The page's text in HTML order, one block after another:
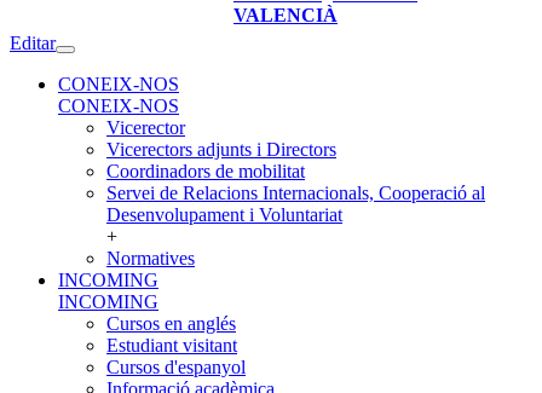
VALENCIÀ
Editar
CONEIX-NOS
CONEIX-NOS
Vicerector
Vicerectors adjunts i Directors
Coordinadors de mobilitat
Servei de Relacions Internacionals, Cooperació al
Desenvolupament i Voluntariat
+
Normatives
INCOMING
INCOMING
Cursos en anglés
Estudiant visitant
Cursos d'espanyol
Informació acadèmica